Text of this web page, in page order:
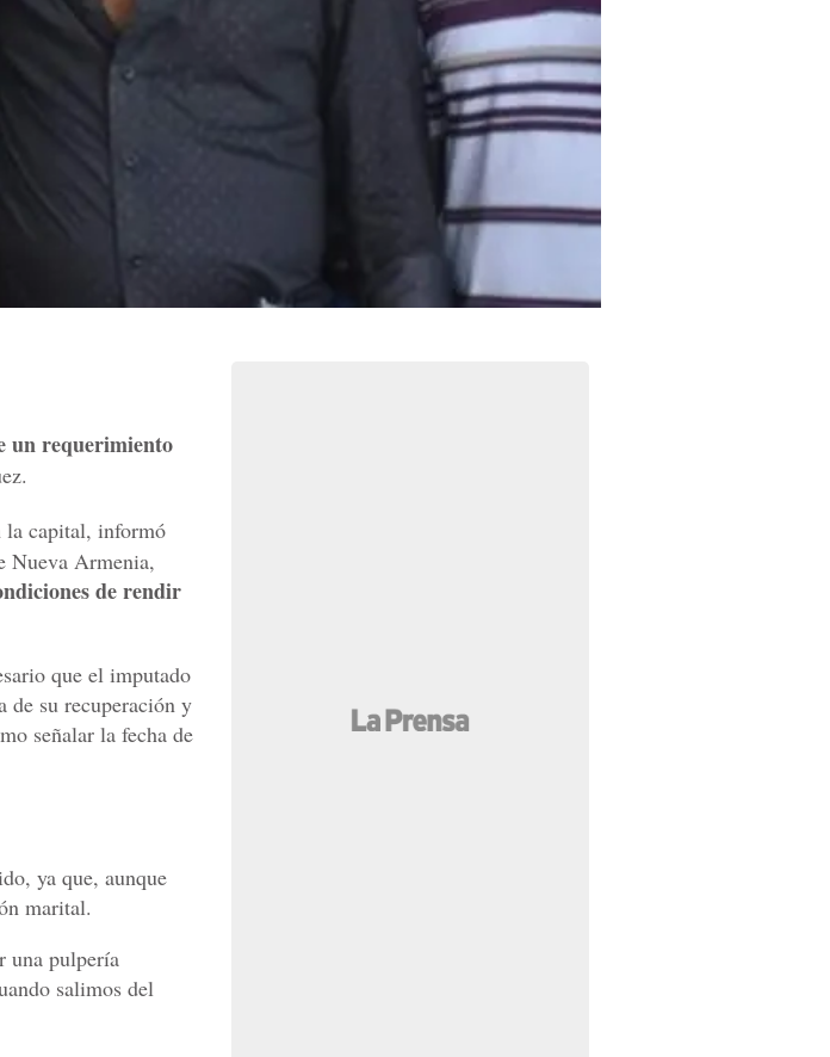
un requerimiento
la capital, informó
Nueva Armenia,
de rendir
que el imputado
de su recuperación y
señalar la fecha de
ya que, aunque
marital.
una pulpería
salimos del